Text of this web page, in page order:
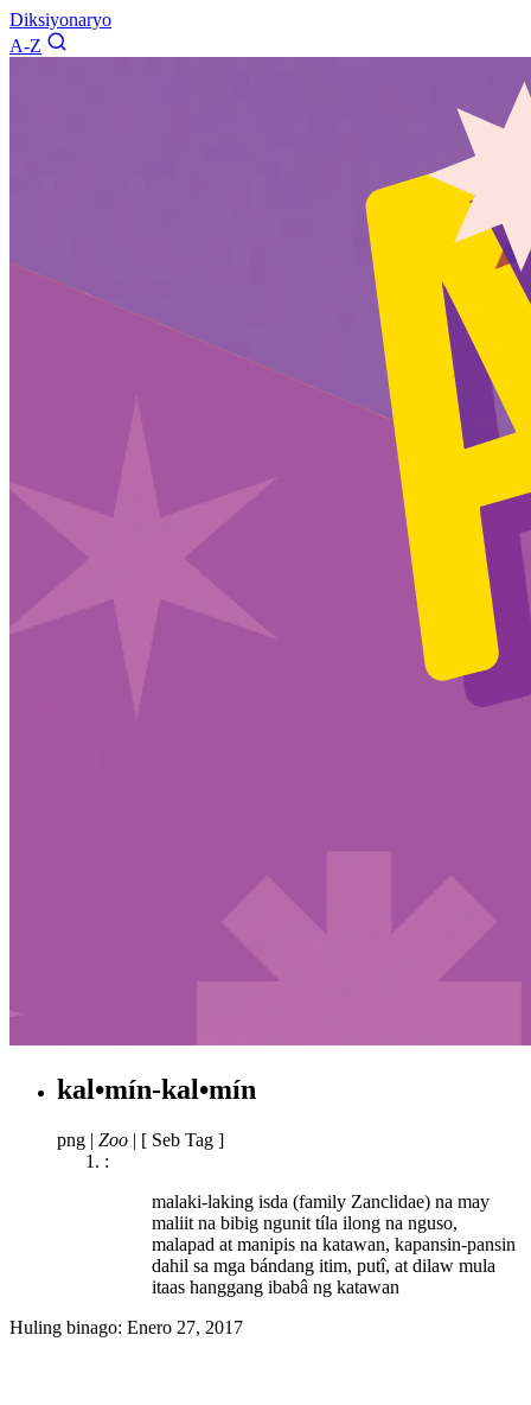
Diksiyonaryo
A-Z
kal•mín-kal•mín
png | Zoo | [ Seb Tag ]
:
malaki-laking isda (family Zanclidae) na may
maliit na bibig ngunit tíla ilong na nguso,
malapad at manipis na katawan, kapansin-pansin
dahil sa mga bándang itim, putî, at dilaw mula
itaas hanggang ibabâ ng katawan
Huling binago: Enero 27, 2017